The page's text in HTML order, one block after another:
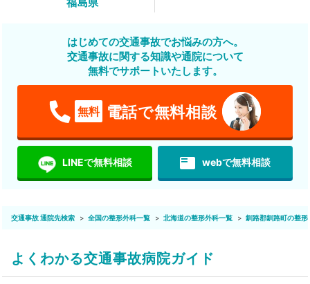
はじめての交通事故でお悩みの方へ。
交通事故に関する知識や通院について
無料でサポートいたします。
無料 電話で無料相談
LINEで無料相談 featured_play_list webで無料相談
交通事故 通院先検索 全国の整形外科一覧 北海道の整形外科一覧 釧路郡釧路町の整形
よくわかる交通事故病院ガイド